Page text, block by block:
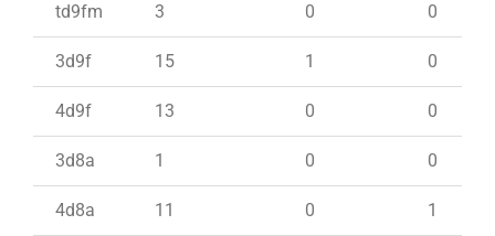
td9fm 3 0 0
3d9f 15 1 0
4d9f 13 0 0
3d8a 1 0 0
4d8a 11 0 1